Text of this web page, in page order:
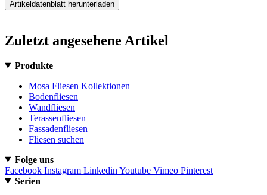
Artikeldatenblatt herunterladen
Zuletzt angesehene Artikel
Produkte
Mosa Fliesen Kollektionen
Bodenfliesen
Wandfliesen
Terassenfliesen
Fassadenfliesen
Fliesen suchen
Folge uns
Facebook Instagram Linkedin Youtube Vimeo Pinterest
Serien